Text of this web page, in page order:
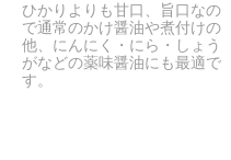
ひかりよりも甘口、旨口なの
で通常のかけ醤油や煮付けの
他、にんにく・にら・しょう
がなどの薬味醤油にも最適で
す。